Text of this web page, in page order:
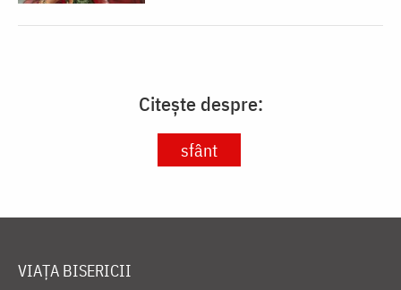
Citește despre:
sfânt
VIAȚA BISERICII